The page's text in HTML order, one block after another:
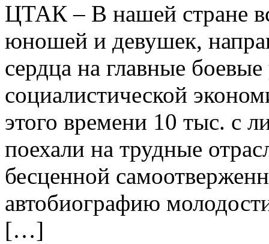
ЦТАК – В нашей стране
юношей и девушек,
сердца на главные боевые
социалистической
этого времени 10 тыс. с
поехали на трудные
бесценной
автобиографию
[…]